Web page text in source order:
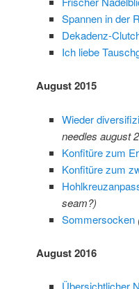
Spannen in der
Dekadenz-
Ich liebe
August 2015
Wieder
needles august
Konfitüre zum
Konfitüre zum
seam?)
Sommersocken
August 2016